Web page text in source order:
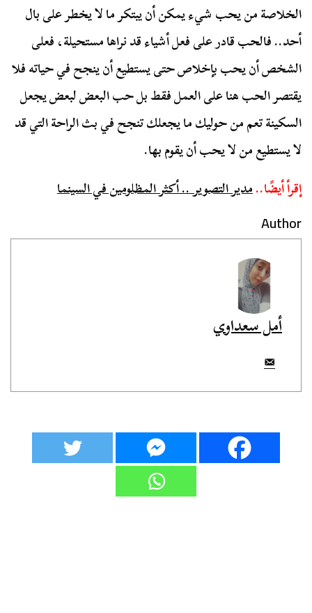
الخلاصة من يحب شيء يمكن أن يبتكر ما لا يخطر على بال
أحد.. فالحب قادر على فعل أشياء قد نراها مستحيلة، فعلى
الشخص أن يحب بإخلاص حتى يستطيع أن ينجح في حياته فلا
يقتصر الحب هنا على العمل فقط بل حب البعض لبعض يجعل
السكينة تعم من حوليك ما يجعلك تنجح في بث الراحة التي قد
لا يستطيع من لا يحب أن يقوم بها.
إقرأ أيضًا..مدير التصوير .. أكثر المظلومين في السينما
Author
أمل سعداوي